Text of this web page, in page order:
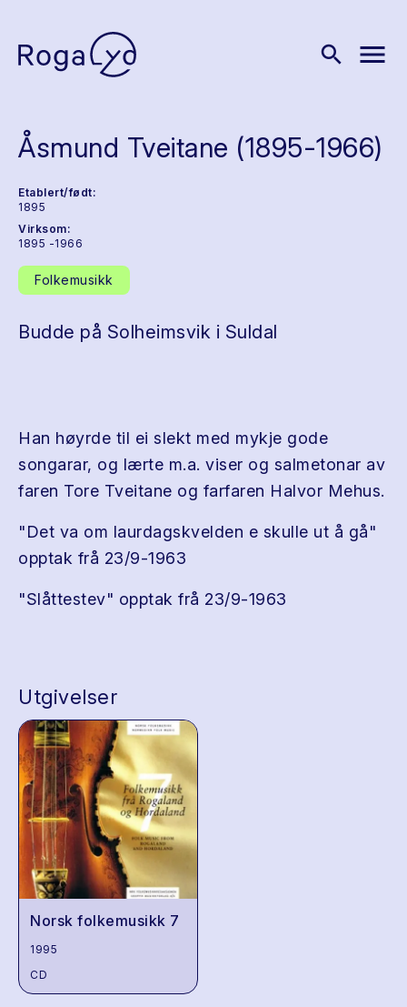
search menu
Åsmund Tveitane (1895-1966)
Etablert/født:
1895
Virksom:
1895 -1966
Folkemusikk
Budde på Solheimsvik i Suldal
Han høyrde til ei slekt med mykje gode
songarar, og lærte m.a. viser og salmetonar av
faren Tore Tveitane og farfaren Halvor Mehus.
"Det va om laurdagskvelden e skulle ut å gå"
opptak frå 23/9-1963
"Slåttestev" opptak frå 23/9-1963
Utgivelser
Norsk folkemusikk 7
1995
CD